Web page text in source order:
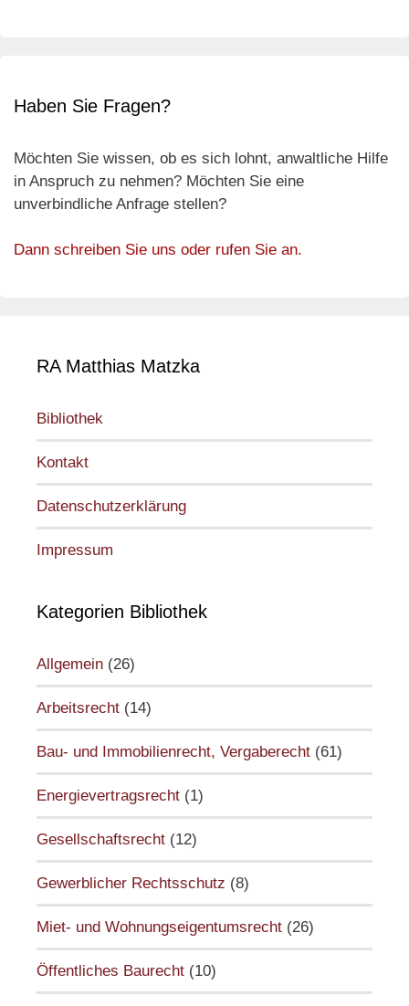
Haben Sie Fragen?
Möchten Sie wissen, ob es sich lohnt, anwaltliche Hilfe
in Anspruch zu nehmen? Möchten Sie eine
unverbindliche Anfrage stellen?
Dann schreiben Sie uns oder rufen Sie an.
RA Matthias Matzka
Bibliothek
Kontakt
Datenschutzerklärung
Impressum
Kategorien Bibliothek
Allgemein (26)
Arbeitsrecht (14)
Bau- und Immobilienrecht, Vergaberecht (61)
Energievertragsrecht (1)
Gesellschaftsrecht (12)
Gewerblicher Rechtsschutz (8)
Miet- und Wohnungseigentumsrecht (26)
Öffentliches Baurecht (10)